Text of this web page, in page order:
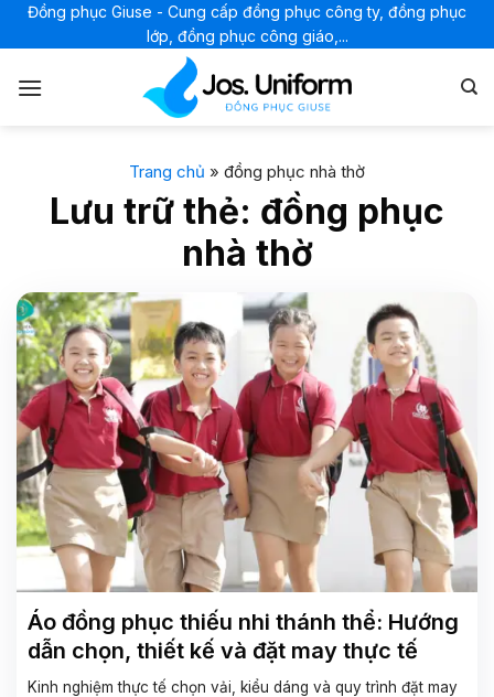
dung
Đồng phục Giuse - Cung cấp đồng phục công ty, đồng phục
lớp, đồng phục công giáo,...
Trang chủ » đồng phục nhà thờ
Lưu trữ thẻ: đồng phục
nhà thờ
Áo đồng phục thiếu nhi thánh thể: Hướng
dẫn chọn, thiết kế và đặt may thực tế
Kinh nghiệm thực tế chọn vải, kiểu dáng và quy trình đặt may